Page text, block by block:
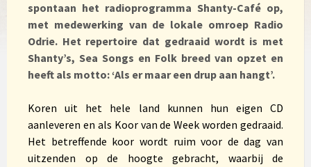
spontaan het radioprogramma Shanty-Café op,
met medewerking van de lokale omroep Radio
Odrie. Het repertoire dat gedraaid wordt is met
Shanty’s, Sea Songs en Folk breed van opzet en
heeft als motto: ‘Als er maar een drup aan hangt’.
Koren uit het hele land kunnen hun eigen CD
aanleveren en als Koor van de Week worden gedraaid.
Het betreffende koor wordt ruim voor de dag van
uitzenden op de hoogte gebracht, waarbij de